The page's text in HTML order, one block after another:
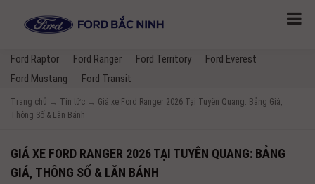
Ford Raptor Ford Ranger Ford Territory
Ford Everest
Ford Mustang
Ford Transit
Trang chủ → Tin tức → Giá xe Ford Ranger 2026 Tại Tuyên Quang: Bảng Giá,
Thông Số & Lăn Bánh
GIÁ XE FORD RANGER 2026 TẠI TUYÊN QUANG: BẢNG
GIÁ, THÔNG SỐ & LĂN BÁNH